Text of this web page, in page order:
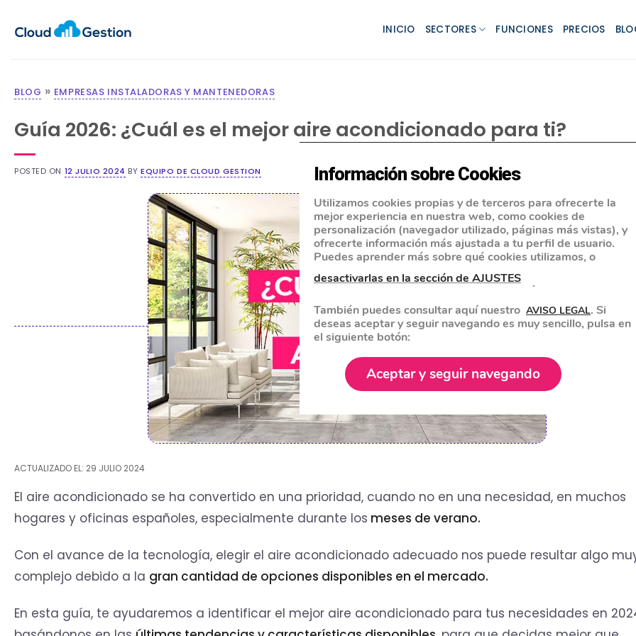
INICIO SECTORES FUNCIONES PRECIOS
BLOG » EMPRESAS INSTALADORAS Y MANTENEDORAS
Guía 2026: ¿Cuál es el mejor aire acondicionado para ti?
POSTED ON 12 JULIO 2024 BYEQUIPO DE CLOUD GESTION
ACTUALIZADO EL: 29 JULIO 2024
El aire acondicionado se ha convertido en una prioridad, cuando no en una necesidad, en muchos
hogares y oficinas españoles, especialmente durante los meses de verano.
Con el avance de la tecnología, elegir el aire acondicionado adecuado nos puede resultar algo
complejo debido a la gran cantidad de opciones disponibles en el mercado.
En esta guía, te ayudaremos a identificar el mejor aire acondicionado para tus necesidades en
Información sobre Cookies
Utilizamos cookies propias y de terceros para ofrecerte la
mejor experiencia en nuestra web, como cookies de
personalización (navegador utilizado, páginas más vistas), y
ofrecerte información más ajustada a tu perfil de usuario.
Puedes aprender más sobre qué cookies utilizamos, o
desactivarlas en la sección de AJUSTES
.
También puedes consultar aquí nuestro AVISO LEGAL. Si
deseas aceptar y seguir navegando es muy sencillo, pulsa en
el siguiente botón:
Aceptar y seguir navegando